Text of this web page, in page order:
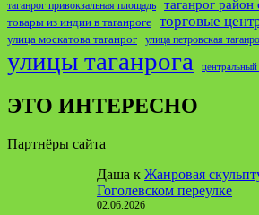
таганрог привокзальная площадь таганрог район
товары из индии в таганроге торговые
улица москатова таганрог улица петровская
улицы таганрога
ЭТО ИНТЕРЕСНО
Партнёры сайта
Даша к Жанровая
Гоголевском переулке
02.06.2026